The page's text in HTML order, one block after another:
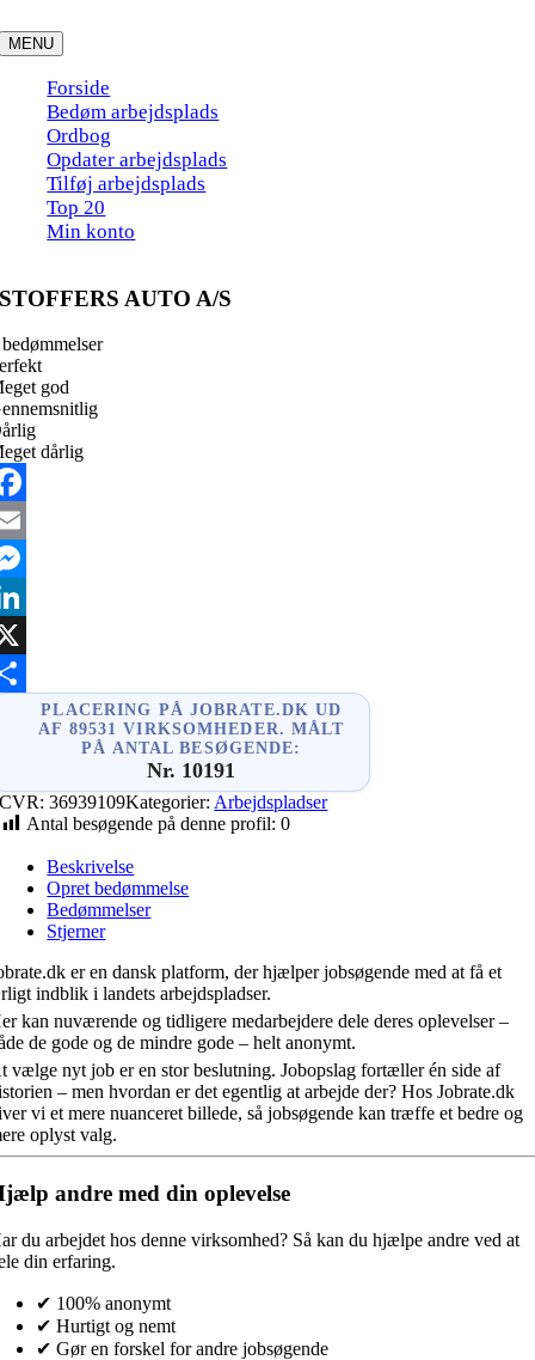
to
content
MENU
Forside
Bedøm arbejdsplads
Ordbog
Opdater arbejdsplads
Tilføj arbejdsplads
Top 20
Min konto
STOFFERS AUTO A/S
god
dårlig
PLACERING PÅ JOBRATE.DK UD
AF 89531 VIRKSOMHEDER. MÅLT
PÅ ANTAL BESØGENDE:
Nr. 10191
CVR:36939109Kategorier: Arbejdspladser
Antal besøgende på denne profil: 0
Beskrivelse
Opret bedømmelse
Bedømmelser
Stjerner
er en dansk platform, der hjælper jobsøgende med at få et
indblik i landets arbejdspladser.
kan nuværende og tidligere medarbejdere dele deres oplevelser –
de gode og de mindre gode – helt anonymt.
vælge nyt job er en stor beslutning. Jobopslag fortæller én side af
– men hvordan er det egentlig at arbejde der? Hos Jobrate.dk
vi et mere nuanceret billede, så jobsøgende kan træffe et bedre og
oplyst valg.
andre med din oplevelse
du arbejdet hos denne virksomhed? Så kan du hjælpe andre ved at
din erfaring.
✔ 100% anonymt
✔ Hurtigt og nemt
✔ Gør en forskel for andre jobsøgende